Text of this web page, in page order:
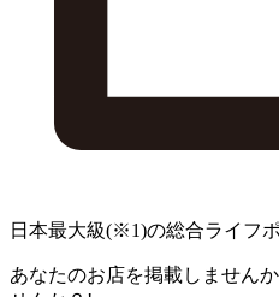
日本最大級(※1)の総合ライフ
あなたのお店を掲載しませんか